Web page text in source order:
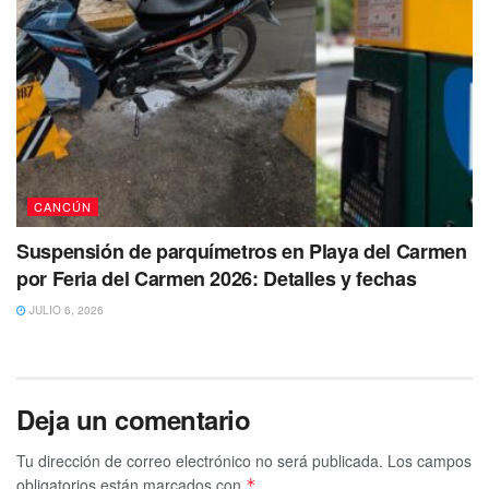
CANCÚN
Suspensión de parquímetros en Playa del Carmen
por Feria del Carmen 2026: Detalles y fechas
JULIO 6, 2026
Deja un comentario
Tu dirección de correo electrónico no será publicada. Los campos
obligatorios están marcados con *